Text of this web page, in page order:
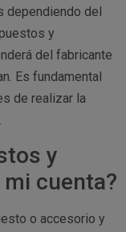
dependiendo del
y
del fabricante
Es fundamental
de realizar la
y
cuenta?
o accesorio y